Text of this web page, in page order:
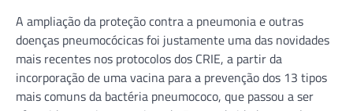
A ampliação da proteção contra a pneumonia e outras
doenças pneumocócicas foi justamente uma das novidades
mais recentes nos protocolos dos CRIE, a partir da
incorporação de uma vacina para a prevenção dos 13 tipos
mais comuns da bactéria pneumococo, que passou a ser